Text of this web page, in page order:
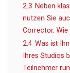
2.3 Neben
nutzen Sie
Corrector.
2.4 Was ist
Ihres Studios
Teilnehmer